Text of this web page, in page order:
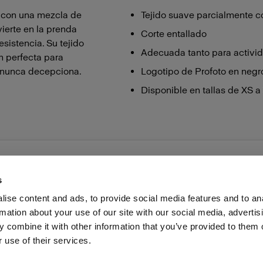
content and ads, to provide social media features and to
about your use of our site with our social media,
combine it with other information that you’ve provided to them
use of their services.
una mezcla de
en la prenda
Su tejido
perfecta para
decepciona.
Tejido suave parcialmente
Corte entallado
Adecuada tanto para
Logotipo de Profoto en
Disponible en tallas de XS a
profesionales Prensa Inversores Share the Light